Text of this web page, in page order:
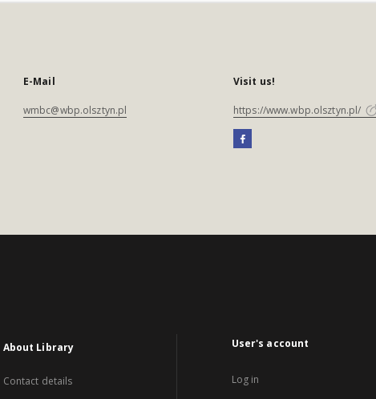
E-Mail
wmbc@wbp.olsztyn.pl
Visit us!
https://www.wbp.olsztyn.pl/
About Library
Contact details
User's account
Log in